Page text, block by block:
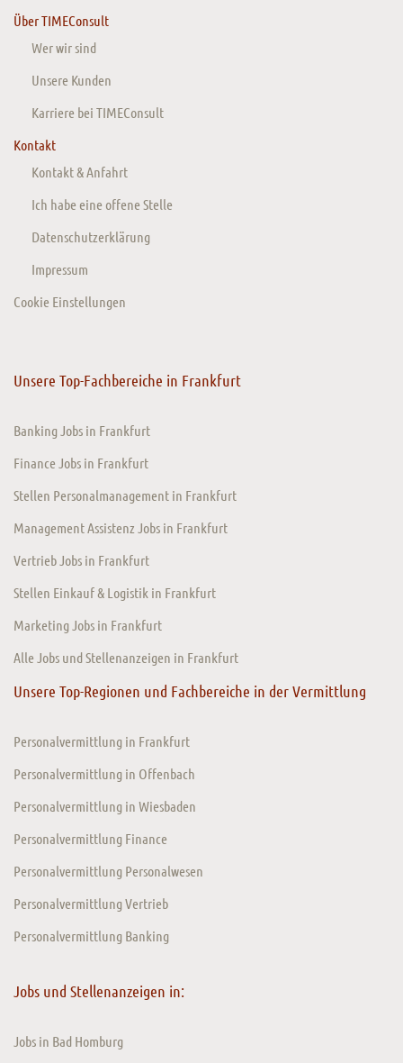
Über TIMEConsult
Wer wir sind
Unsere Kunden
Karriere bei TIMEConsult
Kontakt
Kontakt & Anfahrt
Ich habe eine offene Stelle
Datenschutzerklärung
Impressum
Cookie Einstellungen
Unsere Top-Fachbereiche in Frankfurt
Banking Jobs in Frankfurt
Finance Jobs in Frankfurt
Stellen Personalmanagement in Frankfurt
Management Assistenz Jobs in Frankfurt
Vertrieb Jobs in Frankfurt
Stellen Einkauf & Logistik in Frankfurt
Marketing Jobs in Frankfurt
Alle Jobs und Stellenanzeigen in Frankfurt
Unsere Top-Regionen und Fachbereiche in der Vermittlung
Personalvermittlung in Frankfurt
Personalvermittlung in Offenbach
Personalvermittlung in Wiesbaden
Personalvermittlung Finance
Personalvermittlung Personalwesen
Personalvermittlung Vertrieb
Personalvermittlung Banking
Jobs und Stellenanzeigen in:
Jobs in Bad Homburg